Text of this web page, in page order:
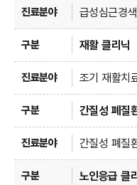
급성심근경
재활 클리닉
조기 재활치
간질성 폐질
간질성 폐질
노인응급 클